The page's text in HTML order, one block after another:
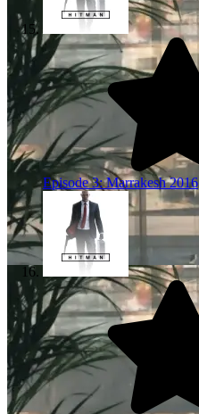
Episode 3: Marrakesh2016